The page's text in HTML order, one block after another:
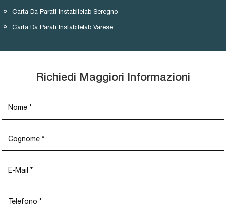
Carta Da Parati Instabilelab Seregno
Carta Da Parati Instabilelab Varese
Richiedi Maggiori Informazioni